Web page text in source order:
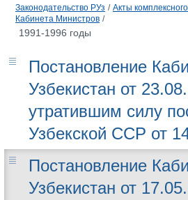
Законодательство РУз / Акты
Кабинета Министров /
1991-1996 годы
Постановление
Узбекистан от
утратившим силу
Узбекской ССР от
Постановление
Узбекистан от